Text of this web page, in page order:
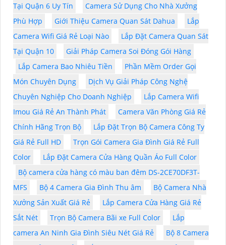
Tại Quận 6 Uy Tín
Camera Sử Dụng Cho Nhà Xưởng
Phù Hợp
Giới Thiệu Camera Quan Sát Dahua
Lắp
Camera Wifi Giá Rẻ Loại Nào
Lắp Đặt Camera Quan Sát
Tại Quận 10
Giải Pháp Camera Soi Đóng Gói Hàng
Lắp Camera Bao Nhiêu Tiền
Phần Mềm Order Gọi
Món Chuyên Dụng
Dịch Vụ Giải Pháp Công Nghệ
Chuyên Nghiệp Cho Doanh Nghiệp
Lắp Camera Wifi
Imou Giá Rẻ An Thành Phát
Camera Văn Phòng Giá Rẻ
Chính Hãng Trọn Bộ
Lắp Đặt Trọn Bộ Camera Công Ty
Giá Rẻ Full HD
Trọn Gói Camera Gia Đình Giá Rẻ Full
Color
Lắp Đặt Camera Cửa Hàng Quần Áo Full Color
Bộ camera cửa hàng có màu ban đêm DS-2CE70DF3T-
MFS
Bộ 4 Camera Gia Đình Thu âm
Bộ Camera Nhà
Xưởng Sản Xuất Giá Rẻ
Lắp Camera Cửa Hàng Giá Rẻ
Sắt Nét
Trọn Bộ Camera Bãi xe Full Color
Lắp
camera An Ninh Gia Đình Siêu Nét Giá Rẻ
Bộ 8 Camera